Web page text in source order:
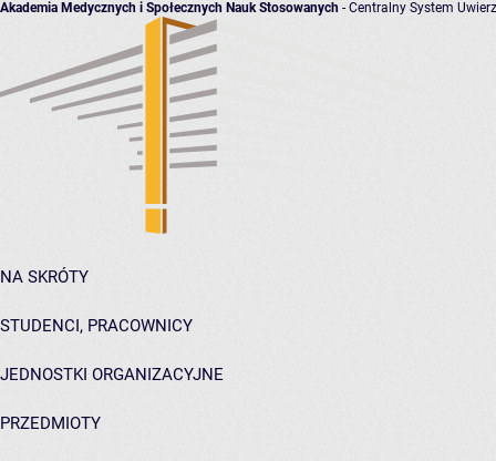
Akademia Medycznych i Społecznych Nauk Stosowanych - Centralny System
NA SKRÓTY
STUDENCI, PRACOWNICY
JEDNOSTKI ORGANIZACYJNE
PRZEDMIOTY